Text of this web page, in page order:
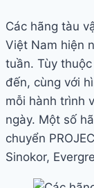
Các hãng tàu
Việt Nam hiện
tuần. Tùy
đến, cùng với
mỗi hành trình
ngày. Một số
chuyển
Sinokor,